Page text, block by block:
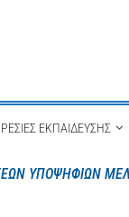
ΕΚΠΑΙΔΕΥΣΗΣ
Δευτεροβάθμιας